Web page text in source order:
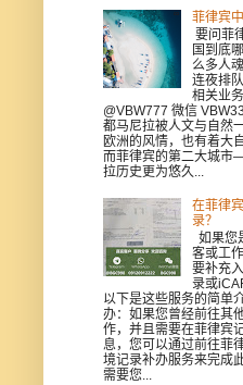
菲律宾
要问菲
国到底
么多人
连夜排
相关业
@VBW777 微信
都马尼拉被人文与自然
欧洲的风情，也有着大
而菲律宾的第二大城
拉历史更为悠久...
在菲律
录？
如果您
客或工
要补充
录或
以下是这些服务的简单
办：如果您曾经前往其
作，并且需要在菲律宾
息，您可以通过前往菲
境记录补办服务来完成
需要您...